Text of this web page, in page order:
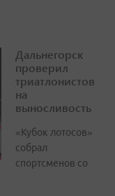
Дальнегорск
проверил
триатлонистов
на
выносливость
«Кубок лотосов»
собрал
спортсменов со